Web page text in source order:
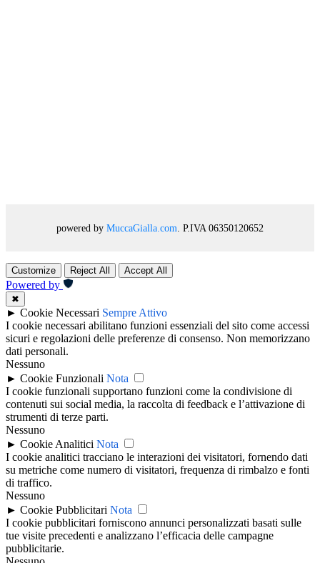
powered by MuccaGialla.com . P.IVA 06350120652
Customize Reject All Accept All
Powered by
✖
► Cookie Necessari Sempre Attivo
I cookie necessari abilitano funzioni essenziali del sito come accessi
sicuri e regolazioni delle preferenze di consenso. Non memorizzano
dati personali.
Nessuno
► Cookie Funzionali Nota
I cookie funzionali supportano funzioni come la condivisione di
contenuti sui social media, la raccolta di feedback e l’attivazione di
strumenti di terze parti.
Nessuno
► Cookie Analitici Nota
I cookie analitici tracciano le interazioni dei visitatori, fornendo dati
su metriche come numero di visitatori, frequenza di rimbalzo e fonti
di traffico.
Nessuno
► Cookie Pubblicitari Nota
I cookie pubblicitari forniscono annunci personalizzati basati sulle
tue visite precedenti e analizzano l’efficacia delle campagne
pubblicitarie.